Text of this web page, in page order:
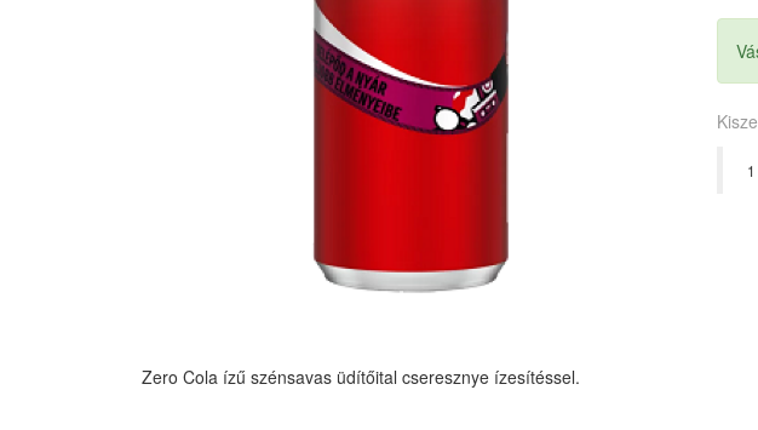
Zero Cola ízű szénsavas üdítőital cseresznye ízesítéssel.